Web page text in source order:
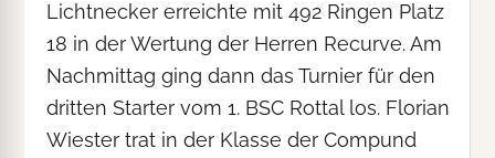
Lichtnecker erreichte mit 492 Ringen Platz
18 in der Wertung der Herren Recurve. Am
Nachmittag ging dann das Turnier für den
dritten Starter vom 1. BSC Rottal los. Florian
Wiester trat in der Klasse der Compund